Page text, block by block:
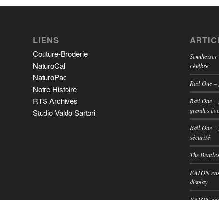
LIENS
Couture-Broderie
NaturoCall
NaturoPac
Notre Histoire
RTS Archives
Studio Valdo Sartori
célèbre
Rail One –
Rail One –
grandes
Rail One –
sécurité
The
EATON
display